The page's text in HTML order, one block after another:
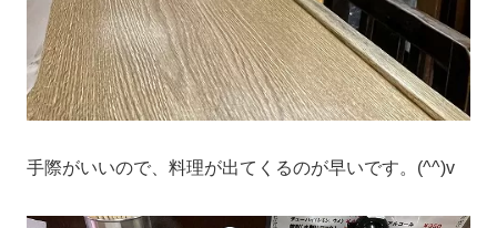
手際がいいので、料理が出てくるのが早いです。(^^)v